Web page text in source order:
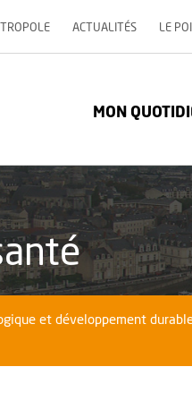
ACTUALITÉS LE
Métropole - Communauté
MON
et développement